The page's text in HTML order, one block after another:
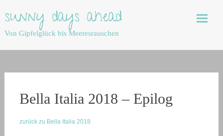
to
content
sunny days ahead
Von Gipfelglück bis Meeresrauschen
Bella Italia 2018 – Epilog
zurück zu Bella Italia 2018